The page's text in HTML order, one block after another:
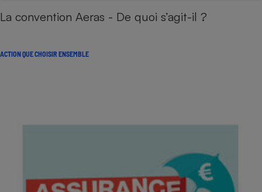
La convention Aeras - De quoi s’agit-il ?
ACTION QUE CHOISIR ENSEMBLE